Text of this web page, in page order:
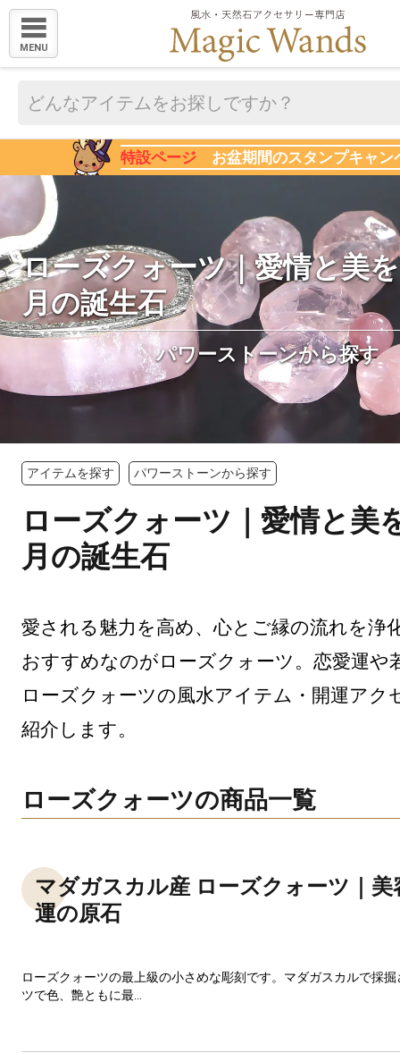
MENU
特設ページ お盆期間のスタンプキャン
ローズクォーツ｜愛情と美
月の誕生石
パワーストーンから探す
アイテムを探す パワーストーンから探す
ローズクォーツ｜愛情と美
月の誕生石
愛される魅力を高め、心とご縁の流れを浄
おすすめなのがローズクォーツ。恋愛運や
ローズクォーツの風水アイテム・開運アク
紹介します。
ローズクォーツの商品一覧
マダガスカル産 ローズクォーツ｜美
運の原石
ローズクォーツの最上級の小さめな彫刻です。マダガスカルで採
ツで色、艶ともに最...